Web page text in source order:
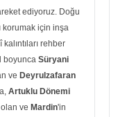
ediyoruz. Doğu
korumak için inşa
rehber
boyunca Süryani
ve Deyrulzafaran
Artuklu Dönemi
ve Mardin'in